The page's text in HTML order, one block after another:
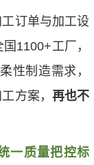
订单与加工设
1100+工厂，
性制造需求，
方案， 再也不
一质量把控标